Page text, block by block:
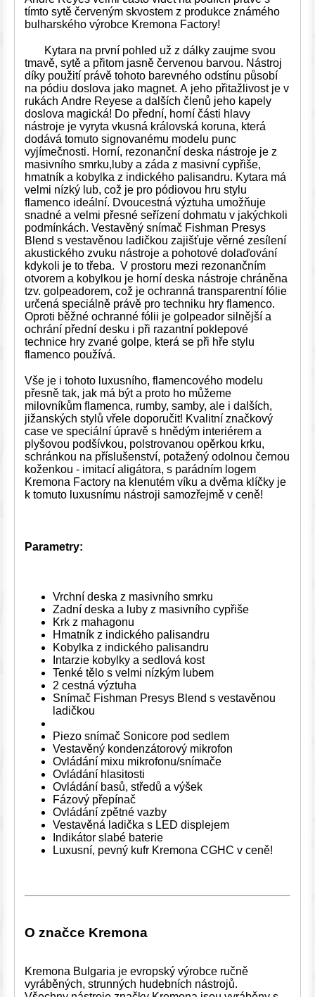
tímto sytě červeným skvostem z produkce známého
bulharského výrobce Kremona Factory!
Kytara na první pohled už z dálky zaujme svou
tmavě, sytě a přitom jasně červenou barvou. Nástroj
díky použití právě tohoto barevného odstínu působí
na pódiu doslova jako magnet. A jeho přitažlivost je v
rukách Andre Reyese a dalších členů jeho kapely
doslova magická! Do přední, horní části hlavy
nástroje je vyryta vkusná královská koruna, která
dodává tomuto signovanému modelu punc
vyjímečnosti. Horní, rezonanční deska nástroje je z
masivního smrku,luby a záda z masivní cypřiše,
hmatník a kobylka z indického palisandru. Kytara má
velmi nízký lub, což je pro pódiovou hru stylu
flamenco ideální. Dvoucestná výztuha umožňuje
snadné a velmi přesné seřízení dohmatu v jakýchkoli
podmínkách. Vestavěný snímač Fishman Presys
Blend s vestavěnou ladičkou zajišťuje věrné zesílení
akustického zvuku nástroje a pohotové dolaďování
kdykoli je to třeba. V prostoru mezi rezonančním
otvorem a kobylkou je horní deska nástroje chráněna
tzv. golpeadorem, což je ochranná transparentní fólie
určená speciálně právě pro techniku hry flamenco.
Oproti běžné ochranné fólii je golpeador silnější a
ochrání přední desku i při razantní poklepové
technice hry zvané golpe, která se při hře stylu
flamenco používá.
Vše je i tohoto luxusního, flamencového modelu
přesně tak, jak má být a proto ho můžeme
milovníkům flamenca, rumby, samby, ale i dalších,
jižanských stylů vřele doporučit! Kvalitní značkový
case ve speciální úpravě s hnědým interiérem a
plyšovou podšívkou, polstrovanou opěrkou krku,
schránkou na příslušenství, potažený odolnou černou
koženkou - imitací aligátora, s parádním logem
Kremona Factory na klenutém víku a dvěma klíčky je
k tomuto luxusnímu nástroji samozřejmě v ceně!
Parametry:
Vrchní deska z masivního smrku
Zadní deska a luby z masivního cypřiše
Krk z mahagonu
Hmatník z indického palisandru
Kobylka z indického palisandru
Intarzie kobylky a sedlová kost
Tenké tělo s velmi nízkým lubem
2 cestná výztuha
Snímač Fishman Presys Blend s vestavěnou
ladičkou
Piezo snímač Sonicore pod sedlem
Vestavěný kondenzátorový mikrofon
Ovládání mixu mikrofonu/snímače
Ovládání hlasitosti
Ovládání basů, středů a výšek
Fázový přepínač
Ovládání zpětné vazby
Vestavěná ladička s LED displejem
Indikátor slabé baterie
Luxusní, pevný kufr Kremona CGHC v ceně!
O značce Kremona
Kremona Bulgaria je evropský výrobce ručně
vyráběných, strunných hudebních nástrojů.